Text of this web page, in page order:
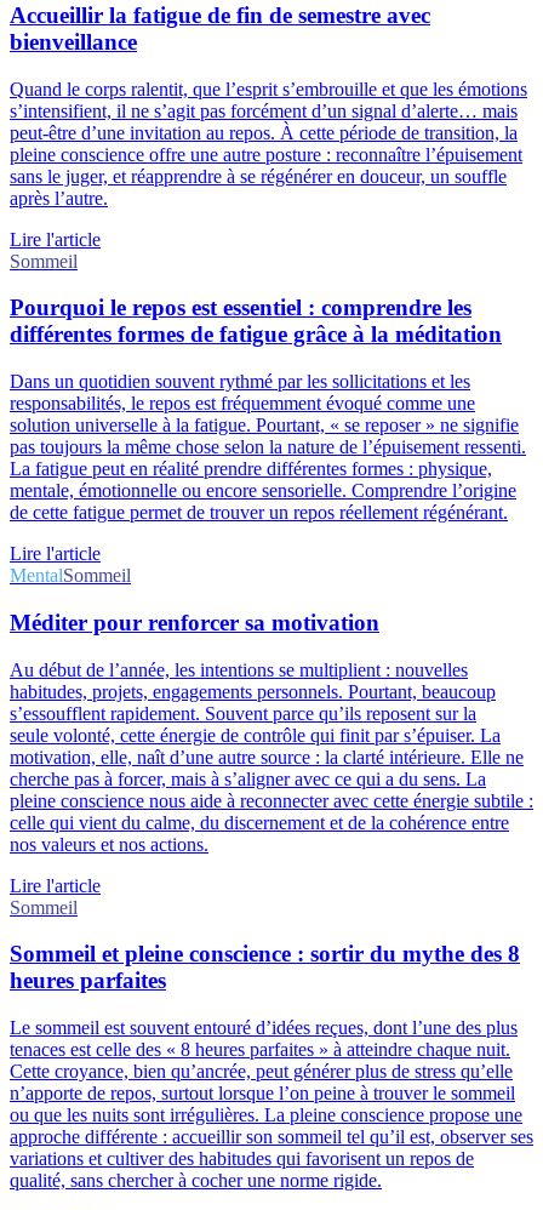
Accueillir la fatigue de fin de semestre avec
bienveillance
Quand le corps ralentit, que l’esprit s’embrouille et que les émotions
s’intensifient, il ne s’agit pas forcément d’un signal d’alerte… mais
peut-être d’une invitation au repos. À cette période de transition, la
pleine conscience offre une autre posture : reconnaître l’épuisement
sans le juger, et réapprendre à se régénérer en douceur, un souffle
après l’autre.
Lire l'article
Sommeil
Pourquoi le repos est essentiel : comprendre les
différentes formes de fatigue grâce à la méditation
Dans un quotidien souvent rythmé par les sollicitations et les
responsabilités, le repos est fréquemment évoqué comme une
solution universelle à la fatigue. Pourtant, « se reposer » ne signifie
pas toujours la même chose selon la nature de l’épuisement ressenti.
La fatigue peut en réalité prendre différentes formes : physique,
mentale, émotionnelle ou encore sensorielle. Comprendre l’origine
de cette fatigue permet de trouver un repos réellement régénérant.
Lire l'article
MentalSommeil
Méditer pour renforcer sa motivation
Au début de l’année, les intentions se multiplient : nouvelles
habitudes, projets, engagements personnels. Pourtant, beaucoup
s’essoufflent rapidement. Souvent parce qu’ils reposent sur la
seule volonté, cette énergie de contrôle qui finit par s’épuiser. La
motivation, elle, naît d’une autre source : la clarté intérieure. Elle ne
cherche pas à forcer, mais à s’aligner avec ce qui a du sens. La
pleine conscience nous aide à reconnecter avec cette énergie subtile :
celle qui vient du calme, du discernement et de la cohérence entre
nos valeurs et nos actions.
Lire l'article
Sommeil
Sommeil et pleine conscience : sortir du mythe des 8
heures parfaites
Le sommeil est souvent entouré d’idées reçues, dont l’une des plus
tenaces est celle des « 8 heures parfaites » à atteindre chaque nuit.
Cette croyance, bien qu’ancrée, peut générer plus de stress qu’elle
n’apporte de repos, surtout lorsque l’on peine à trouver le sommeil
ou que les nuits sont irrégulières. La pleine conscience propose une
approche différente : accueillir son sommeil tel qu’il est, observer ses
variations et cultiver des habitudes qui favorisent un repos de
qualité, sans chercher à cocher une norme rigide.